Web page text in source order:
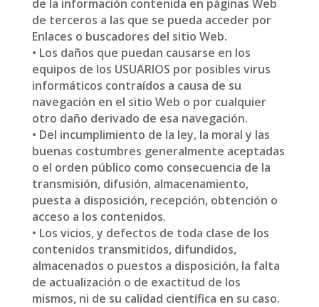
de la información contenida en páginas Web
de terceros a las que se pueda acceder por
Enlaces o buscadores del sitio Web.
• Los daños que puedan causarse en los
equipos de los USUARIOS por posibles virus
informáticos contraídos a causa de su
navegación en el sitio Web o por cualquier
otro daño derivado de esa navegación.
• Del incumplimiento de la ley, la moral y las
buenas costumbres generalmente aceptadas
o el orden público como consecuencia de la
transmisión, difusión, almacenamiento,
puesta a disposición, recepción, obtención o
acceso a los contenidos.
• Los vicios, y defectos de toda clase de los
contenidos transmitidos, difundidos,
almacenados o puestos a disposición, la falta
de actualización o de exactitud de los
mismos, ni de su calidad científica en su caso.